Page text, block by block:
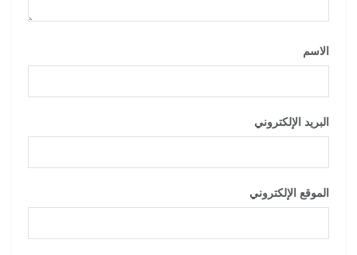
الاسم
البريد الإلكتروني
الموقع الإلكتروني